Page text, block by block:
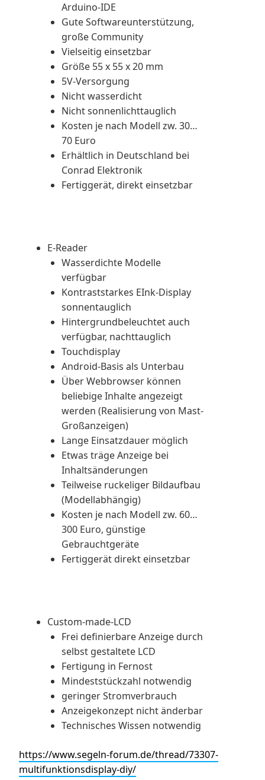
Arduino-IDE
Gute Softwareunterstützung,
große Community
Vielseitig einsetzbar
Größe 55 x 55 x 20 mm
5V-Versorgung
Nicht wasserdicht
Nicht sonnenlichttauglich
Kosten je nach Modell zw. 30…
70 Euro
Erhältlich in Deutschland bei
Conrad Elektronik
Fertiggerät, direkt einsetzbar
E-Reader
Wasserdichte Modelle
verfügbar
Kontraststarkes EInk-Display
sonnentauglich
Hintergrundbeleuchtet auch
verfügbar, nachttauglich
Touchdisplay
Android-Basis als Unterbau
Über Webbrowser können
beliebige Inhalte angezeigt
werden (Realisierung von Mast-
Großanzeigen)
Lange Einsatzdauer möglich
Etwas träge Anzeige bei
Inhaltsänderungen
Teilweise ruckeliger Bildaufbau
(Modellabhängig)
Kosten je nach Modell zw. 60…
300 Euro, günstige
Gebrauchtgeräte
Fertiggerät direkt einsetzbar
Custom-made-LCD
Frei definierbare Anzeige durch
selbst gestaltete LCD
Fertigung in Fernost
Mindeststückzahl notwendig
geringer Stromverbrauch
Anzeigekonzept nicht änderbar
Technisches Wissen notwendig
https://www.segeln-forum.de/thread/73307-
multifunktionsdisplay-diy/